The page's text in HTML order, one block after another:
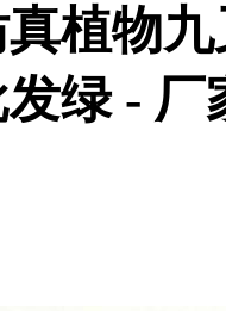
植物
绿 - 厂